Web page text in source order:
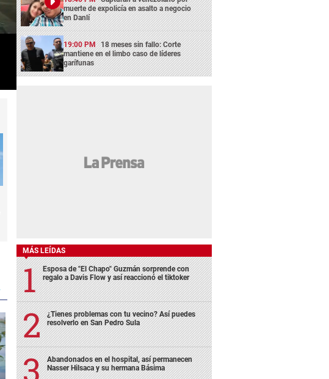
muerte de expolicía en asalto a negocio
en Danlí
19:00 PM 18 meses sin fallo: Corte
mantiene en el limbo caso de líderes
garífunas
MÁS LEÍDAS
Esposa de "El Chapo" Guzmán sorprende con
regalo a Davis Flow y así reaccionó el tiktoker
¿Tienes problemas con tu vecino? Así puedes
resolverlo en San Pedro Sula
Abandonados en el hospital, así permanecen
Nasser Hilsaca y su hermana Básima